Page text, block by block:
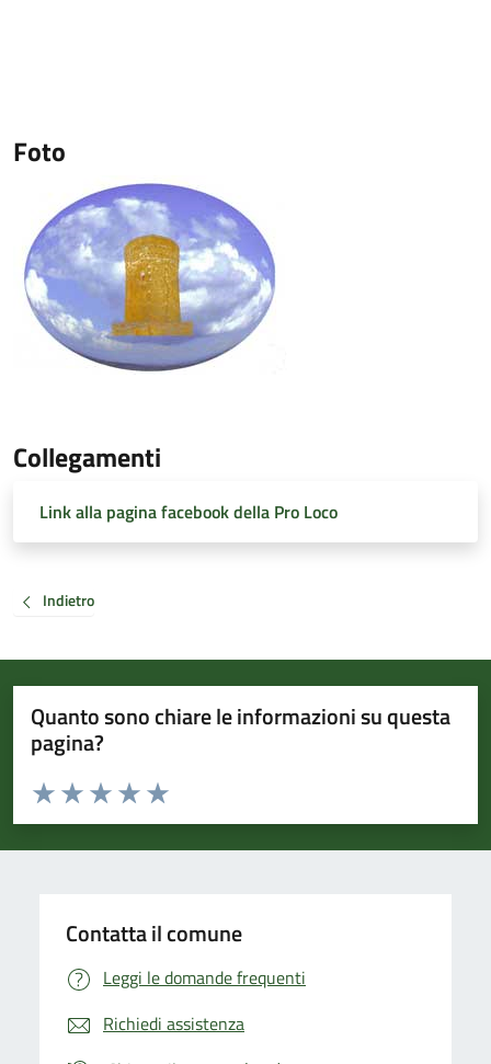
Foto
Collegamenti
Link alla pagina facebook della Pro Loco
Indietro
Quanto sono chiare le informazioni su questa
pagina?
Valuta da 1 a 5 stelle la pagina
Valuta 5 stelle su 5
Valuta 4 stelle su 5
Valuta 3 stelle su 5
Valuta 2 stelle su 5
Valuta 1 stelle su 5
Contatta il comune
Leggi le domande frequenti
Richiedi assistenza